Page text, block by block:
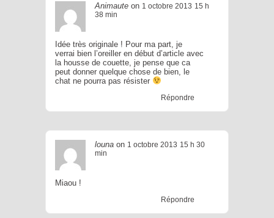
Animaute on 1 octobre 2013 15 h
38 min
Idée très originale ! Pour ma part, je
verrai bien l’oreiller en début d’article avec
la housse de couette, je pense que ca
peut donner quelque chose de bien, le
chat ne pourra pas résister
Répondre
louna on 1 octobre 2013 15 h 30
min
Miaou !
Répondre